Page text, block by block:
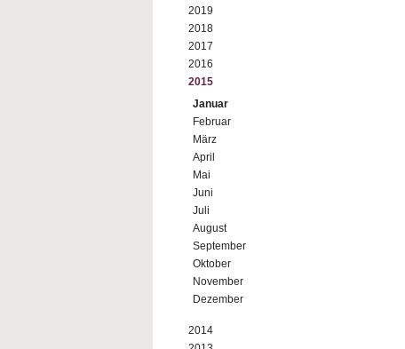
2019
2018
2017
2016
2015
Januar
Februar
März
April
Mai
Juni
Juli
August
September
Oktober
November
Dezember
2014